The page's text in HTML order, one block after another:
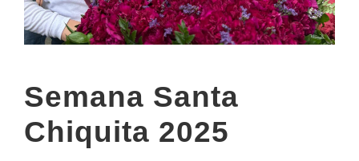
Semana Santa
Chiquita 2025